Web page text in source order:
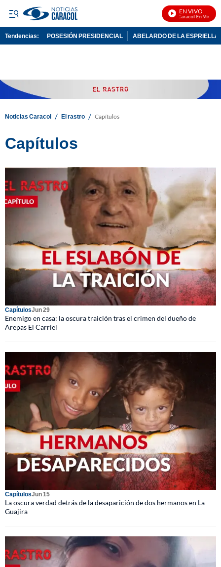
EN VIVO
Noticias Caracol En Vivo
Tendencias: POSESIÓN PRESIDENCIAL ABELARDO DE LA ESPRIELLA
Noticias Caracol / El rastro / Capítulos
Capítulos
CapítulosJun 29
Enemigo en casa: la oscura traición tras el crimen del dueño de
Arepas El Carriel
CapítulosJun 15
La oscura verdad detrás de la desaparición de dos hermanos en La
Guajira